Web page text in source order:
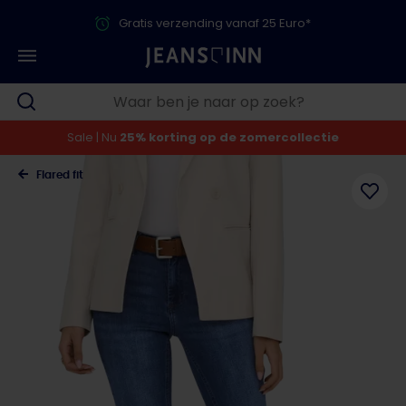
Gratis verzending vanaf 25 Euro*
Sale | Nu 25% korting op de zomercollectie
Flared fit